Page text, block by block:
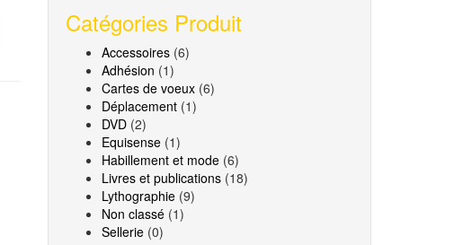
Catégories Produit
Accessoires (6)
Adhésion (1)
Cartes de voeux (6)
Déplacement (1)
DVD (2)
Equisense (1)
Habillement et mode (6)
Livres et publications (18)
Lythographie (9)
Non classé (1)
Sellerie (0)